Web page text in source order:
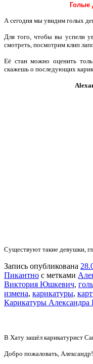
Голые
А сегодня мы увидим голых
Для того, чтобы вы успели
смотреть, посмотрим клип
Её стан можно оценить
скажешь о последующих
Существуют такие девушки,
Запись опубликована
Пикантно с метками
Виктория Юшкевич,
измена, карикатуры,
Карикатуры Александра
В Хату зашёл карикатурист
Добро пожаловать, Александр!